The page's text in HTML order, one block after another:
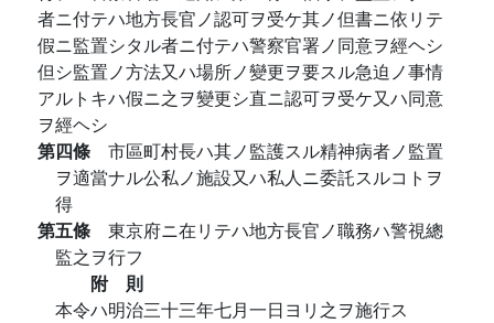
者ニ付テハ地方長官ノ認可ヲ受ケ其ノ但書ニ依リテ
假ニ監置シタル者ニ付テハ警察官署ノ同意ヲ經ヘシ
但シ監置ノ方法又ハ場所ノ變更ヲ要スル急迫ノ事情
アルトキハ假ニ之ヲ變更シ直ニ認可ヲ受ケ又ハ同意
ヲ經ヘシ
第四條 市區町村長ハ其ノ監護スル精神病者ノ監置
ヲ適當ナル公私ノ施設又ハ私人ニ委託スルコトヲ
得
第五條 東京府ニ在リテハ地方長官ノ職務ハ警視總
監之ヲ行フ
附 則
本令ハ明治三十三年七月一日ヨリ之ヲ施行ス